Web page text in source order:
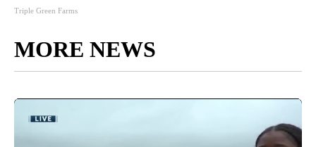
Triple Green Farms
MORE NEWS